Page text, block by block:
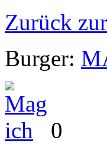
Zurück
Burger:
0